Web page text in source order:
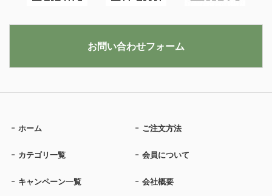
ホーム ご注文方法
カテゴリ一覧 会員について
キャンペーン一覧 会社概要
お問い合わせフォーム